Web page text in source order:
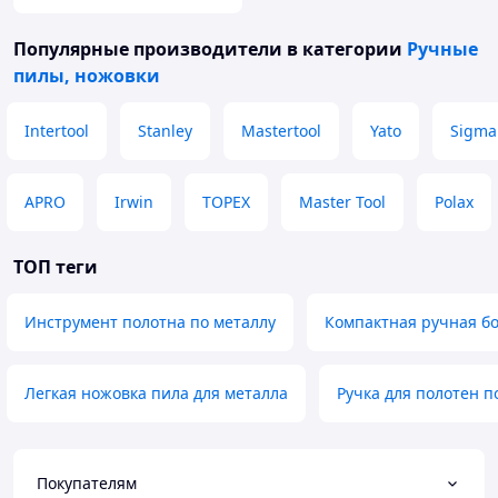
Популярные производители в категории Ручные
пилы, ножовки
Intertool Stanley Mastertool Yato Sigma
APRO Irwin TOPEX Master Tool Polax
ТОП теги
Инструмент полотна по металлу Компактная ручная
Легкая ножовка пила для металла Ручка для полотен
Покупателям